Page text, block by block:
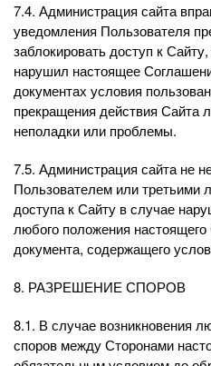
7.4. Администрация сайта
уведомления Пользователя
заблокировать доступ к
нарушил настоящее
документах условия
прекращения действия Сайта
неполадки или проблемы.
7.5. Администрация сайта не
Пользователем или третьими
доступа к Сайту в случае
любого положения
документа, содержащего
8. РАЗРЕШЕНИЕ СПОРОВ
8.1. В случае возникновения
споров между Сторонами